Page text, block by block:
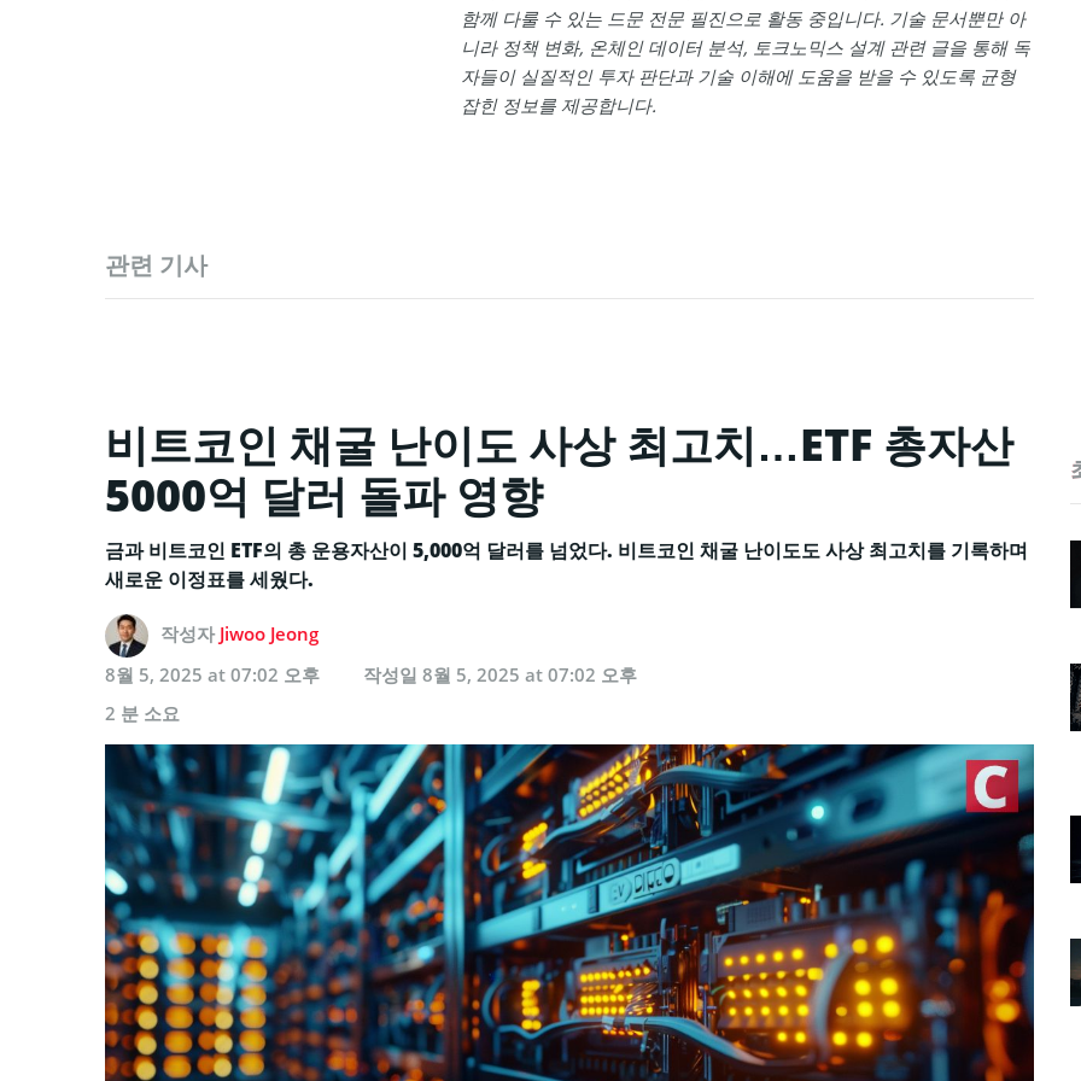
함께 다룰 수 있는 드문 전문 필진으로 활동 중입니다. 기술 문서뿐만 아
니라 정책 변화, 온체인 데이터 분석, 토크노믹스 설계 관련 글을 통해 독
자들이 실질적인 투자 판단과 기술 이해에 도움을 받을 수 있도록 균형
잡힌 정보를 제공합니다.
관련 기사
비트코인 채굴 난이도 사상 최고치…ETF 총자산
5000억 달러 돌파 영향
금과 비트코인 ETF의 총 운용자산이 5,000억 달러를 넘었다. 비트코인 채굴 난이도도 사상 최고치를 기록하며
새로운 이정표를 세웠다.
작성자 Jiwoo Jeong
8월 5, 2025 at 07:02 오후
작성일 8월 5, 2025 at 07:02 오후
2 분 소요